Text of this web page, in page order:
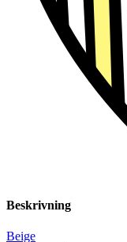
Beskrivning
Beige